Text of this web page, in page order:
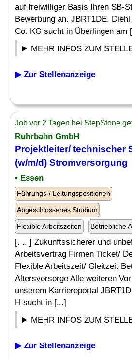
auf freiwilliger Basis Ihren SB-
Bewerbung an. JBRT1DE.
Co. KG sucht in Überlingen am
MEHR INFOS ZUM
▶ Zur Stellenanzeige
Job vor 2 Tagen bei StepStone
Ruhrbahn GmbH
Projektleiter/ technischer
(w/m/d) Stromversorgung
• Essen
Führungs-/ Leitungspositionen
Abgeschlossenes Studium
Flexible Arbeitszeiten Betriebliche
[. .. ] Zukunftssicherer und
Arbeitsvertrag Firmen Ticket/
Flexible Arbeitszeit/ Gleitzeit
Altersvorsorge Alle weiteren
unserem Karriereportal
H sucht in [...]
MEHR INFOS ZUM
▶ Zur Stellenanzeige